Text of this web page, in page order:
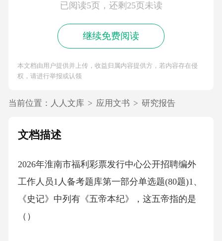
已阅读5页，还剩25页未读
继续免费阅读
本文档由用户提供并上传，收益归属内容提供方，若内容存在侵
权，请进行举报或认领
当前位置： 人人文库 > 应用文书 > 研究报告
文档描述
2026年淮南市福利彩票发行中心公开招聘编外
工作人员1人备考题库第一部分单选题(80题)1、
《史记》中列有《五帝本纪》，这五帝指的是
（）